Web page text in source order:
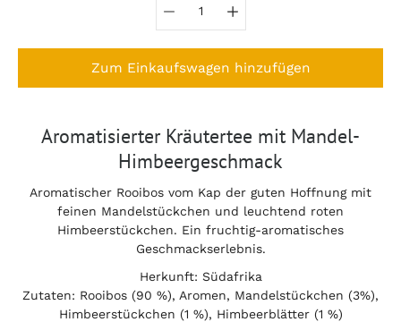
Zum Einkaufswagen hinzufügen
Notify
product
available:
Aromatisierter Kräutertee mit Mandel-
Himbeergeschmack
Aromatischer Rooibos vom Kap der guten Hoffnung mit
feinen Mandelstückchen und leuchtend roten
Himbeerstückchen. Ein fruchtig-aromatisches
Geschmackserlebnis.
Herkunft: Südafrika
Zutaten: Rooibos (90 %), Aromen, Mandelstückchen (3%),
Himbeerstückchen (1 %), Himbeerblätter (1 %)